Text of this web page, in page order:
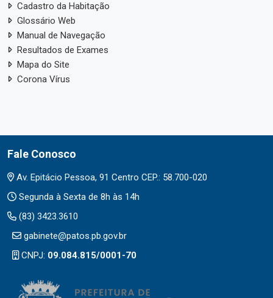
Cadastro da Habitação
Glossário Web
Manual de Navegação
Resultados de Exames
Mapa do Site
Corona Vírus
Fale Conosco
Av. Epitácio Pessoa, 91 Centro CEP.: 58.700-020
Segunda à Sexta de 8h às 14h
(83) 3423.3610
gabinete@patos.pb.gov.br
CNPJ: 09.084.815/0001-70